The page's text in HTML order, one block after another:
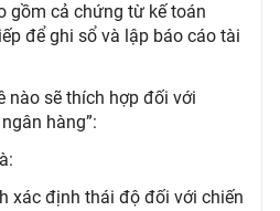
gồm cả chứng từ kế toán
để ghi sổ và lập báo cáo tài
nào sẽ thích hợp đối với
hàng”:
xác định thái độ đối với chiến